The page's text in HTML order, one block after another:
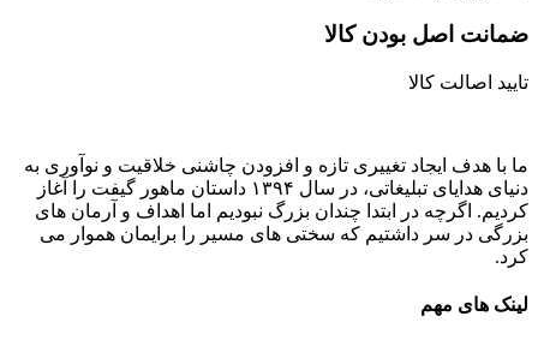
ضمانت اصل‌ بودن کالا
تایید اصالت کالا
ما با هدف ایجاد تغییری تازه و افزودن چاشنی خلاقیت و نوآوری به
دنیای هدایای تبلیغاتی، در سال ۱۳۹۴ داستان ماهور گیفت را آغاز
کردیم. اگرچه در ابتدا چندان بزرگ نبودیم اما اهداف و آرمان های
بزرگی در سر داشتیم که سختی های مسیر را برایمان هموار می
کرد.
لینک های مهم